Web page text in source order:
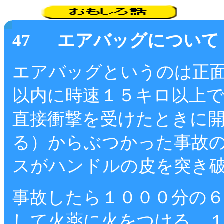
47 エアバッグについて
エアバッグというのは正
以内に時速１５キロ以上
直接衝撃を受けたときに
る）からぶつかった事故
スがハンドルの皮を突き
事故したら１０００分の